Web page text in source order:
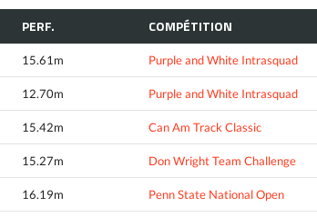
PERF. COMPÉTITION
15.61m Purple and White Intrasquad
12.70m Purple and White Intrasquad
15.42m Can Am Track Classic
15.27m Don Wright Team Challenge
16.19m Penn State National Open